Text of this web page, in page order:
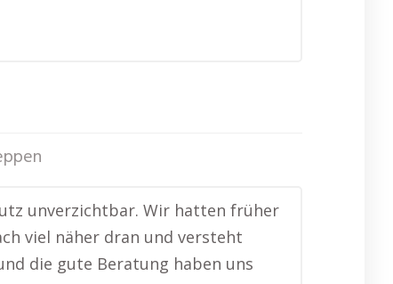
unverzichtbar. Wir hatten früher
viel näher dran und versteht
die gute Beratung haben uns